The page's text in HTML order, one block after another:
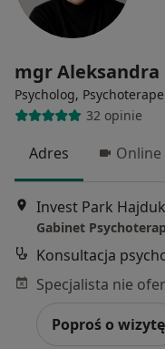
mgr Aleksandra
Psycholog,
32 opinie
Adres Online
Gabinet
Konsultacja
Poproś o wizytę